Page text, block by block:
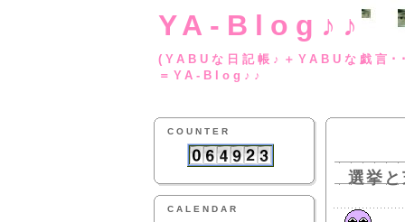
YA-Blog♪♪
(YABUな日記帳♪
＝YA-Blog♪♪
COUNTER
CALENDAR
選挙